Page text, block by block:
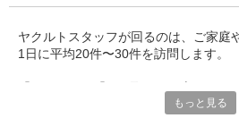
ヤクルトスタッフが回るのは、ご家庭
1日に平均20件〜30件を訪問します。
そんなことは一切ありません。もっと見る